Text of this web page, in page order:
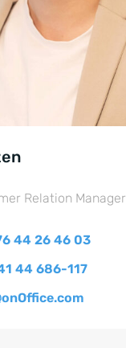
Relation Manager
44 26 46 03
44 686-117